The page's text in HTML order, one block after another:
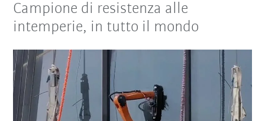
Campione di resistenza alle
intemperie, in tutto il mondo